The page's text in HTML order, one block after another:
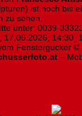
ist noch bis
zu sehen.
unter: 0039-
17.06.2026,
Fenstergucker ©
–